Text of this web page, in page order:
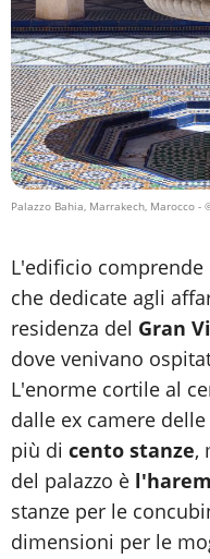
Palazzo Bahia, Marrakech, Marocco -
L'edificio comprende
che dedicate agli
residenza del Gran
dove venivano
L'enorme cortile al
dalle ex camere
più di cento stanze,
del palazzo è
stanze per le
dimensioni per le